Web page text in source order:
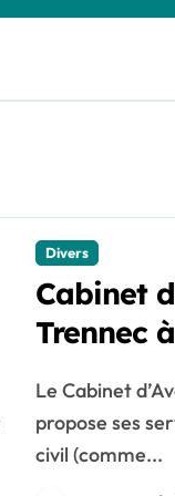
Divers
Cabinet
Le Cabinet d’Avocats ARENTS-TRENNEC vous
propose ses
civil (comme...